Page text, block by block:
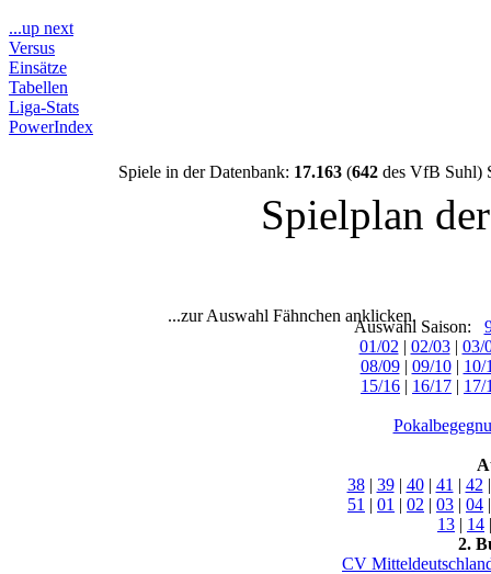
...up next
Versus
Einsätze
Tabellen
Liga-Stats
PowerIndex
Spiele in der Datenbank: 17.163(642des VfB Suhl)
Spielplan
...zur Auswahl Fähnchen anklicken.
Auswahl Saison:
01/02 | 02/03| 03/
08/09| 09/10| 10/
15/16 | 16/17 | 17/
38| 39| 40| 41 | 42
51 | 01 | 02 | 03 | 04
13 | 14
2.
CV